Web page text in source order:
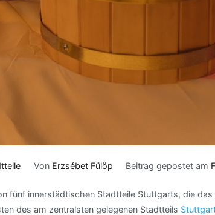
Von Erzsébet Fülöp Beitrag gepostet am
fünf innerstädtischen Stadtteile Stuttgarts, die
des am zentralsten gelegenen Stadtteils